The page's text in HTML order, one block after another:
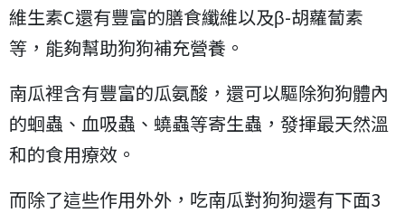
維生素C還有豐富的膳食纖維以及β-胡蘿蔔素
等，能夠幫助狗狗補充營養。
南瓜裡含有豐富的瓜氨酸，還可以驅除狗狗體內
的蛔蟲、血吸蟲、蟯蟲等寄生蟲，發揮最天然溫
和的食用療效。
而除了這些作用外外，吃南瓜對狗狗還有下面3